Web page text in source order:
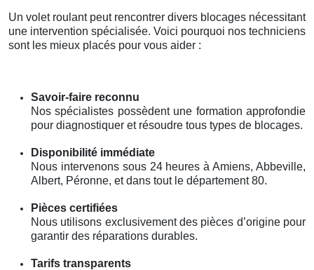
Un volet roulant peut rencontrer divers blocages nécessitant
une intervention spécialisée. Voici pourquoi nos techniciens
sont les mieux placés pour vous aider :
Savoir-faire reconnu
Nos spécialistes possèdent une formation approfondie
pour diagnostiquer et résoudre tous types de blocages.
Disponibilité immédiate
Nous intervenons sous 24 heures à Amiens, Abbeville,
Albert, Péronne, et dans tout le département 80.
Pièces certifiées
Nous utilisons exclusivement des pièces d’origine pour
garantir des réparations durables.
Tarifs transparents